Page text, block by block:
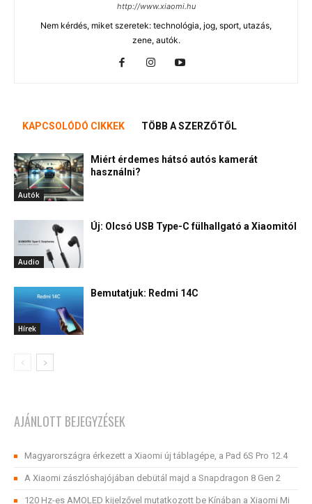
http://www.xiaomi.hu
Nem kérdés, miket szeretek: technológia, jog, sport, utazás,
zene, autók.
KAPCSOLÓDÓ CIKKEK TÖBB A SZERZŐTŐL
Autók
Miért érdemes hátsó autós kamerát
használni?
Audio
Új: Olcsó USB Type-C fülhallgató a Xiaomitól
Hírek
Bemutatjuk: Redmi 14C
AJÁNLOTT BEJEGYZÉSEK
Magyarországra érkezett a Xiaomi új táblagépe, a Pad 6S Pro 12.4
A Xiaomi zászlóshajójában debütál majd a Snapdragon 8 Gen 2
120 Hz-es AMOLED kijelzővel mutatkozott be Kínában a Xiaomi Mi